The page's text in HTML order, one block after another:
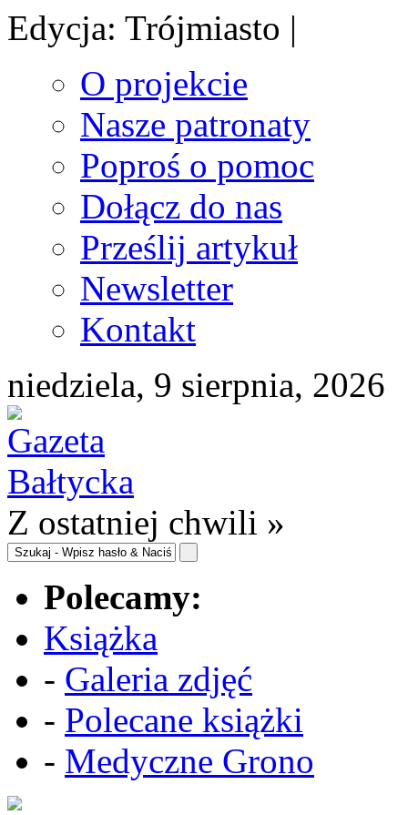
Edycja: Trójmiasto |
O projekcie
Nasze patronaty
Poproś o pomoc
Dołącz do nas
Prześlij artykuł
Newsletter
Kontakt
niedziela, 9 sierpnia, 2026
Z ostatniej chwili »
Polecamy:
Książka
- Galeria zdjęć
- Polecane książki
- Medyczne Grono